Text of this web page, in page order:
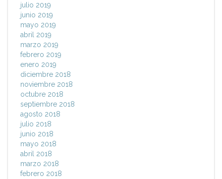
julio 2019
junio 2019
mayo 2019
abril 2019
marzo 2019
febrero 2019
enero 2019
diciembre 2018
noviembre 2018
octubre 2018
septiembre 2018
agosto 2018
julio 2018
junio 2018
mayo 2018
abril 2018
marzo 2018
febrero 2018